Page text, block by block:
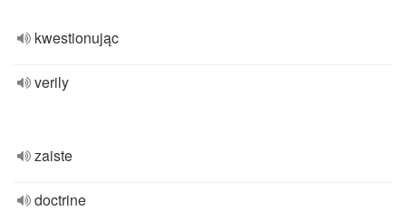
kwestionując
verily
zaiste
doctrine